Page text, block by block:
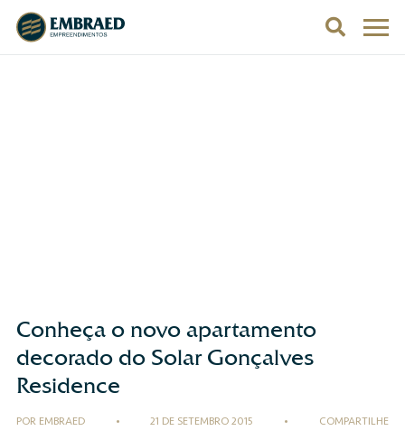
Conheça o novo apartamento
decorado do Solar Gonçalves
Residence
POR EMBRAED • 21 DE SETEMBRO 2015 • COMPARTILHE